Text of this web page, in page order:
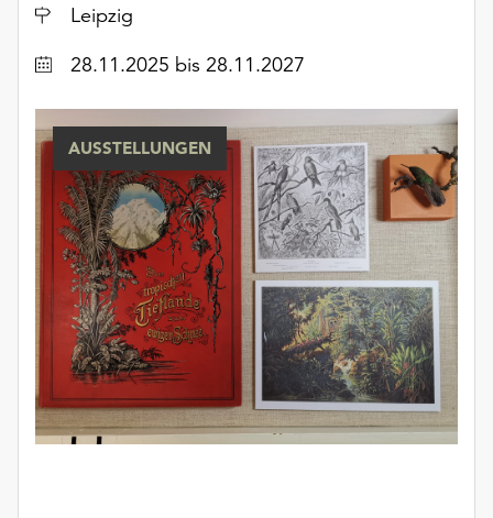
Datenschutzerklärung
dem
Impressum
Ort
Leipzig
Datum28.11.2025 bis 28.11.2027
AUSSTELLUNGEN